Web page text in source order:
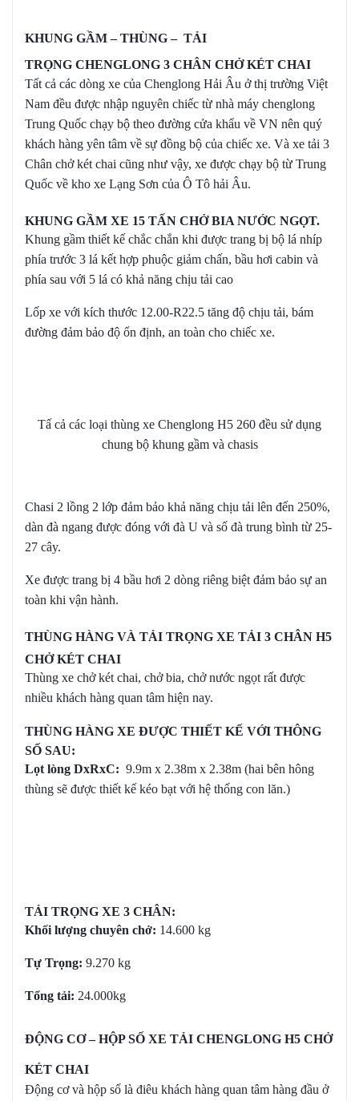
KHUNG GẦM – THÙNG – TẢI
TRỌNG CHENGLONG 3 CHÂN CHỞ KÉT CHAI
Tất cả các dòng xe của Chenglong Hải Âu ở thị trường Việt
Nam đều được nhập nguyên chiếc từ nhà máy chenglong
Trung Quốc chạy bộ theo đường cửa khẩu về VN nên quý
khách hàng yên tâm về sự đồng bộ của chiếc xe. Và xe tải 3
Chân chở két chai cũng như vậy, xe được chạy bộ từ Trung
Quốc về kho xe Lạng Sơn của Ô Tô hải Âu.
KHUNG GẦM XE 15 TẤN CHỞ BIA NƯỚC NGỌT.
Khung gầm thiết kế chắc chắn khi được trang bị bộ lá nhíp
phía trước 3 lá kết hợp phuộc giảm chấn, bầu hơi cabin và
phía sau với 5 lá có khả năng chịu tải cao
Lốp xe với kích thước 12.00-R22.5 tăng độ chịu tải, bám
đường đảm bảo độ ổn định, an toàn cho chiếc xe.
Tấ cả các loại thùng xe Chenglong H5 260 đều sử dụng
chung bộ khung gầm và chasis
Chasi 2 lồng 2 lớp đảm bảo khả năng chịu tải lên đến 250%,
dàn đà ngang được đóng với đà U và số đà trung bình từ 25-
27 cây.
Xe được trang bị 4 bầu hơi 2 dòng riêng biệt đảm bảo sự an
toàn khi vận hành.
THÙNG HÀNG VÀ TẢI TRỌNG XE TẢI 3 CHÂN H5
CHỞ KÉT CHAI
Thùng xe chở két chai, chở bia, chở nước ngọt rất được
nhiều khách hàng quan tâm hiện nay.
THÙNG HÀNG XE ĐƯỢC THIẾT KẾ VỚI THÔNG
SỐ SAU:
Lọt lòng DxRxC: 9.9m x 2.38m x 2.38m (hai bên hông
thùng sẽ được thiết kế kéo bạt với hệ thống con lăn.)
TẢI TRỌNG XE 3 CHÂN:
Khối lượng chuyên chở: 14.600 kg
Tự Trọng: 9.270 kg
Tổng tải: 24.000kg
ĐỘNG CƠ – HỘP SỐ XE TẢI CHENGLONG H5 CHỞ
KÉT CHAI
Động cơ và hộp số là điêu khách hàng quan tâm hàng đầu ở